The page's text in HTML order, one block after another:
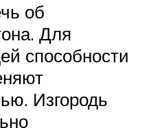
об
Для
способности
Изгородь